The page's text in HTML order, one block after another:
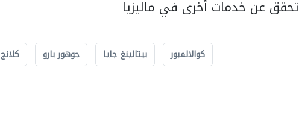
تحقق عن خدمات أخرى في ماليزيا
كوالالمبور بيتالينغ جايا جوهور بارو كلانج